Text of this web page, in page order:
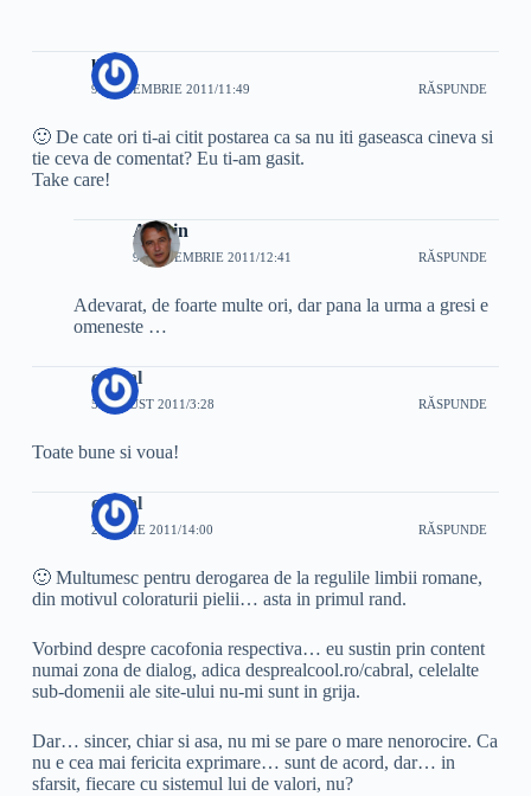
unul
9 SEPTEMBRIE 2011/11:49 RĂSPUNDE
🙂 De cate ori ti-ai citit postarea ca sa nu iti gaseasca cineva si
tie ceva de comentat? Eu ti-am gasit.
Take care!
Admin
9 SEPTEMBRIE 2011/12:41 RĂSPUNDE
Adevarat, de foarte multe ori, dar pana la urma a gresi e
omeneste …
cabral
5 AUGUST 2011/3:28 RĂSPUNDE
Toate bune si voua!
cabral
29 IUNIE 2011/14:00 RĂSPUNDE
🙂 Multumesc pentru derogarea de la regulile limbii romane,
din motivul coloraturii pielii… asta in primul rand.
Vorbind despre cacofonia respectiva… eu sustin prin content
numai zona de dialog, adica desprealcool.ro/cabral, celelalte
sub-domenii ale site-ului nu-mi sunt in grija.
Dar… sincer, chiar si asa, nu mi se pare o mare nenorocire. Ca
nu e cea mai fericita exprimare… sunt de acord, dar… in
sfarsit, fiecare cu sistemul lui de valori, nu?